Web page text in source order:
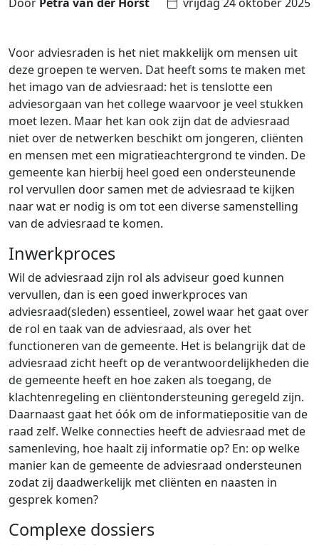
Door Petra van der Horst vrijdag 24 oktober 2025
Voor adviesraden is het niet makkelijk om mensen uit
deze groepen te werven. Dat heeft soms te maken met
het imago van de adviesraad: het is tenslotte een
adviesorgaan van het college waarvoor je veel stukken
moet lezen. Maar het kan ook zijn dat de adviesraad
niet over de netwerken beschikt om jongeren, cliënten
en mensen met een migratieachtergrond te vinden. De
gemeente kan hierbij heel goed een ondersteunende
rol vervullen door samen met de adviesraad te kijken
naar wat er nodig is om tot een diverse samenstelling
van de adviesraad te komen.
Inwerkproces
Wil de adviesraad zijn rol als adviseur goed kunnen
vervullen, dan is een goed inwerkproces van
adviesraad(sleden) essentieel, zowel waar het gaat over
de rol en taak van de adviesraad, als over het
functioneren van de gemeente. Het is belangrijk dat de
adviesraad zicht heeft op de verantwoordelijkheden die
de gemeente heeft en hoe zaken als toegang, de
klachtenregeling en cliëntondersteuning geregeld zijn.
Daarnaast gaat het óók om de informatiepositie van de
raad zelf. Welke connecties heeft de adviesraad met de
samenleving, hoe haalt zij informatie op? En: op welke
manier kan de gemeente de adviesraad ondersteunen
zodat zij daadwerkelijk met cliënten en naasten in
gesprek komen?
Complexe dossiers